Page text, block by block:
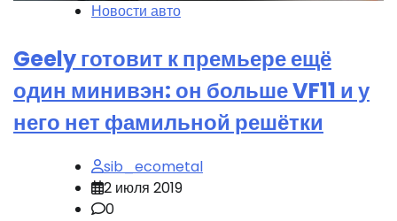
Новости авто
Geely готовит к премьере ещё
один минивэн: он больше VF11 и у
него нет фамильной решётки
sib_ecometal
2 июля 2019
0